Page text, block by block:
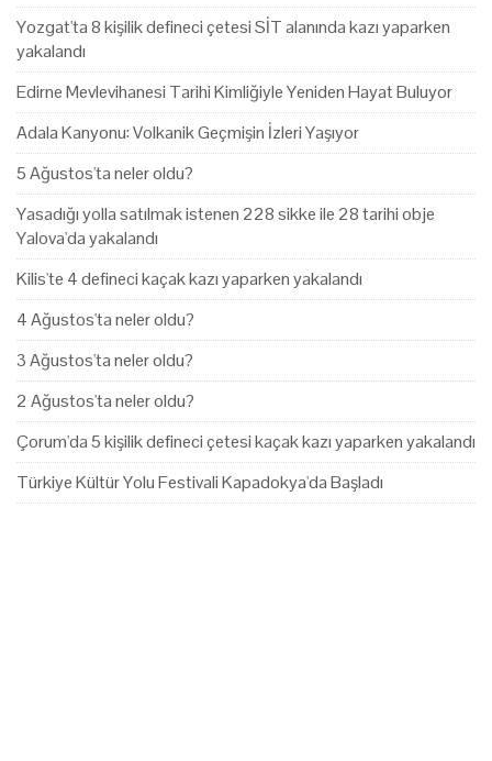
Yozgat'ta 8 kişilik defineci çetesi SİT alanında kazı yaparken
yakalandı
Edirne Mevlevihanesi Tarihi Kimliğiyle Yeniden Hayat Buluyor
Adala Kanyonu: Volkanik Geçmişin İzleri Yaşıyor
5 Ağustos'ta neler oldu?
Yasadığı yolla satılmak istenen 228 sikke ile 28 tarihi obje
Yalova'da yakalandı
Kilis'te 4 defineci kaçak kazı yaparken yakalandı
4 Ağustos'ta neler oldu?
3 Ağustos'ta neler oldu?
2 Ağustos'ta neler oldu?
Çorum'da 5 kişilik defineci çetesi kaçak kazı yaparken yakalandı
Türkiye Kültür Yolu Festivali Kapadokya'da Başladı